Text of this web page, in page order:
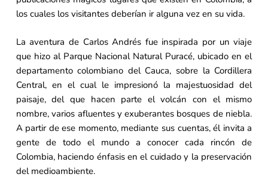
los cuales los visitantes deberían ir alguna vez en su vida.
La aventura de Carlos Andrés fue inspirada por un viaje
que hizo al Parque Nacional Natural Puracé, ubicado en el
departamento colombiano del Cauca, sobre la Cordillera
Central, en el cual le impresionó la majestuosidad del
paisaje, del que hacen parte el volcán con el mismo
nombre, varios afluentes y exuberantes bosques de niebla.
A partir de ese momento, mediante sus cuentas, él invita a
gente de todo el mundo a conocer cada rincón de
Colombia, haciendo énfasis en el cuidado y la preservación
del medioambiente.